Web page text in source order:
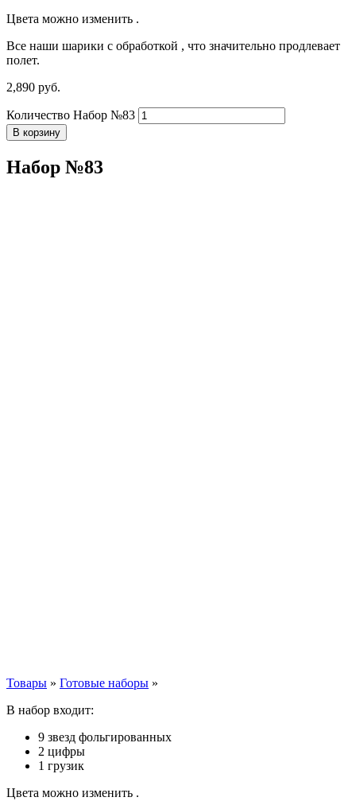
Цвета можно изменить .
Все наши шарики с обработкой , что значительно продлевает
полет.
2,890 руб.
Количество Набор №83
В корзину
Набор №83
Товары » Готовые наборы »
В набор входит:
9 звезд фольгированных
2 цифры
1 грузик
Цвета можно изменить .